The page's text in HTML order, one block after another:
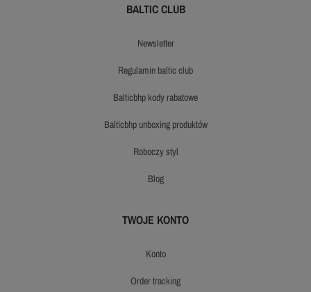
BALTIC CLUB
newsletter
regulamin baltic club
balticbhp kody rabatowe
balticbhp unboxing produktów
roboczy styl
blog
TWOJE KONTO
konto
order tracking